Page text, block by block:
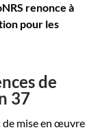
renonce à
pour les
de
37
mise en œuvre